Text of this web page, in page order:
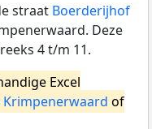
straat Boerderijhof
Deze
4 t/m 11.
Excel
of